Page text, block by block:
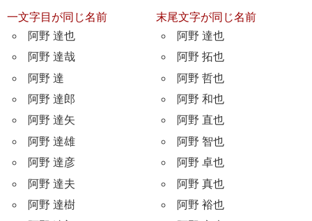
一文字目が同じ名前
阿野 達也
阿野 達哉
阿野 達
阿野 達郎
阿野 達矢
阿野 達雄
阿野 達彦
阿野 達夫
阿野 達樹
末尾文字が同じ名前
阿野 達也
阿野 拓也
阿野 哲也
阿野 和也
阿野 直也
阿野 智也
阿野 卓也
阿野 真也
阿野 裕也